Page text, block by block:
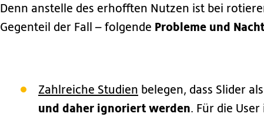
Denn anstelle des erhofften Nutzen ist bei
Gegenteil der Fall – folgende Probleme und
Zahlreiche Studien belegen, dass Slider als
und daher ignoriert werden. Für die